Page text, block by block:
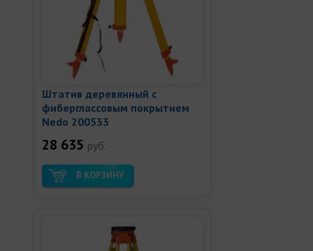
Штатив деревянный с
фиберглассовым покрытием
Nedo 200533
28 635 руб.
В КОРЗИНУ